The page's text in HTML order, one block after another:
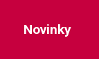
Novinky